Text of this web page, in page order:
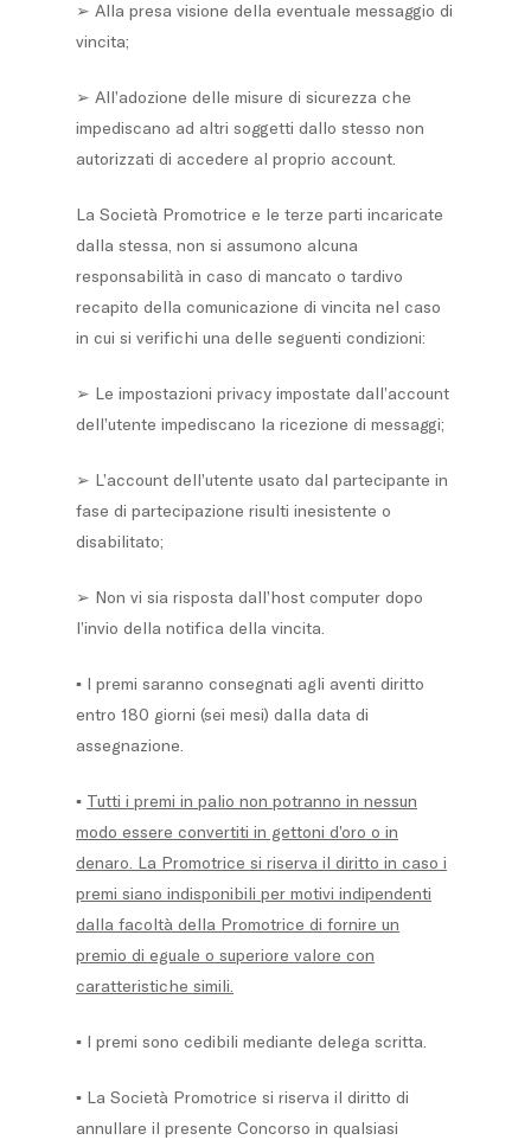
➢ Alla presa visione della eventuale messaggio di
vincita;
➢ All’adozione delle misure di sicurezza che
impediscano ad altri soggetti dallo stesso non
autorizzati di accedere al proprio account.
La Società Promotrice e le terze parti incaricate
dalla stessa, non si assumono alcuna
responsabilità in caso di mancato o tardivo
recapito della comunicazione di vincita nel caso
in cui si verifichi una delle seguenti condizioni:
➢ Le impostazioni privacy impostate dall’account
dell’utente impediscano la ricezione di messaggi;
➢ L’account dell’utente usato dal partecipante in
fase di partecipazione risulti inesistente o
disabilitato;
➢ Non vi sia risposta dall’host computer dopo
l’invio della notifica della vincita.
▪ I premi saranno consegnati agli aventi diritto
entro 180 giorni (sei mesi) dalla data di
assegnazione.
▪ Tutti i premi in palio non potranno in nessun
modo essere convertiti in gettoni d’oro o in
denaro. La Promotrice si riserva il diritto in caso i
premi siano indisponibili per motivi indipendenti
dalla facoltà della Promotrice di fornire un
premio di eguale o superiore valore con
caratteristiche simili.
▪ I premi sono cedibili mediante delega scritta.
▪ La Società Promotrice si riserva il diritto di
annullare il presente Concorso in qualsiasi